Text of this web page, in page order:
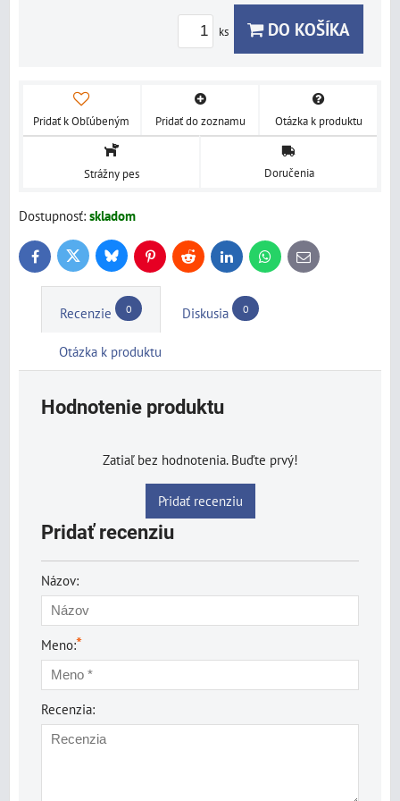
ks DO KOŠÍKA
Pridať k Obľúbeným Pridať do zoznamu Otázka k produktu
Strážny pes Doručenia
Dostupnosť: skladom
FacebookTwitter BlueskyPinterestReddit LinkedInWhatsApp
E-
mail
Recenzie 0 Diskusia 0
Otázka k produktu
Hodnotenie produktu
Zatiaľ bez hodnotenia. Buďte prvý!
Pridať recenziu
Pridať recenziu
Názov:
Meno:*
Recenzia: